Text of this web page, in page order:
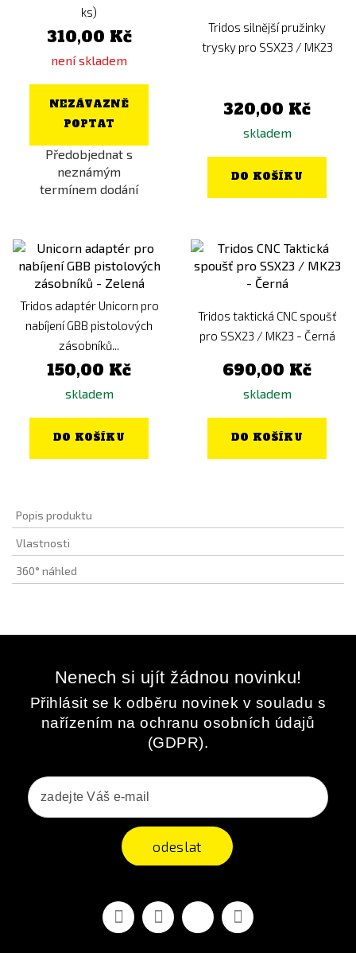
ks)
310,00 Kč
není skladem
NEZÁVAZNĚ
POPTAT
Předobjednat s
neznámým
termínem dodání
Tridos silnější pružinky
trysky pro SSX23 / MK23
320,00 Kč
skladem
DO KOŠÍKU
Tridos adaptér Unicorn pro
nabíjení GBB pistolových
zásobníků...
150,00 Kč
skladem
DO KOŠÍKU
Tridos taktická CNC spoušť
pro SSX23 / MK23 - Černá
690,00 Kč
skladem
DO KOŠÍKU
Popis produktu
Vlastnosti
360° náhled
Nenech si ujít žádnou novinku!
Přihlásit se k odběru novinek v souladu s
nařízením na ochranu osobních údajů
(GDPR).
odeslat
FacebookYouTubeVimeo Instagram